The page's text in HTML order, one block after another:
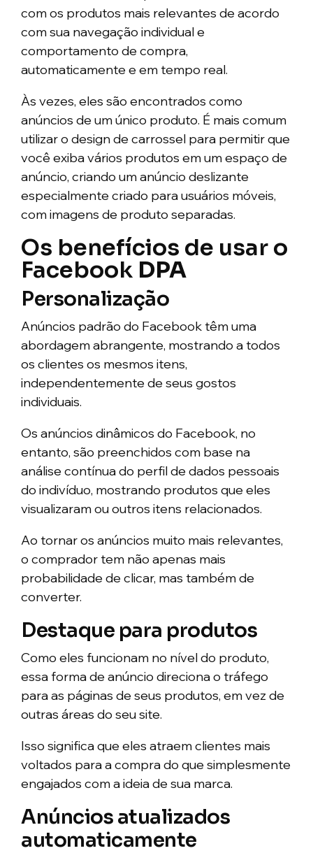
com os produtos mais relevantes de acordo
com sua navegação individual e
comportamento de compra,
automaticamente e em tempo real.
Às vezes, eles são encontrados como
anúncios de um único produto. É mais comum
utilizar o design de carrossel para permitir que
você exiba vários produtos em um espaço de
anúncio, criando um anúncio deslizante
especialmente criado para usuários móveis,
com imagens de produto separadas.
Os benefícios de usar o
Facebook DPA
Personalização
Anúncios padrão do Facebook têm uma
abordagem abrangente, mostrando a todos
os clientes os mesmos itens,
independentemente de seus gostos
individuais.
Os anúncios dinâmicos do Facebook, no
entanto, são preenchidos com base na
análise contínua do perfil de dados pessoais
do indivíduo, mostrando produtos que eles
visualizaram ou outros itens relacionados.
Ao tornar os anúncios muito mais relevantes,
o comprador tem não apenas mais
probabilidade de clicar, mas também de
converter.
Destaque para produtos
Como eles funcionam no nível do produto,
essa forma de anúncio direciona o tráfego
para as páginas de seus produtos, em vez de
outras áreas do seu site.
Isso significa que eles atraem clientes mais
voltados para a compra do que simplesmente
engajados com a ideia de sua marca.
Anúncios atualizados
automaticamente